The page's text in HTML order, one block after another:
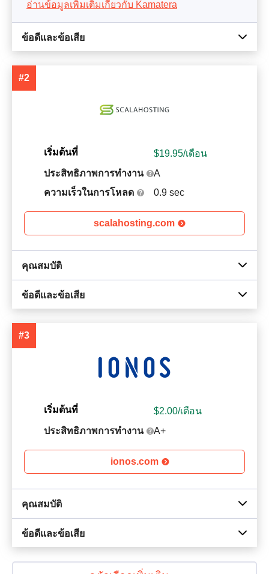
อ่านข้อมูลเพิ่มเติมเกี่ยวกับ Kamatera
ข้อดีและข้อเสีย
#2
เริ่มต้นที่ $19.95/เดือน
ประสิทธิภาพการทำงาน
A
ความเร็วในการโหลด
0.9 sec
scalahosting.com
คุณสมบัติ
ข้อดีและข้อเสีย
#3
เริ่มต้นที่ $2.00/เดือน
ประสิทธิภาพการทำงาน
A+
ionos.com
คุณสมบัติ
ข้อดีและข้อเสีย